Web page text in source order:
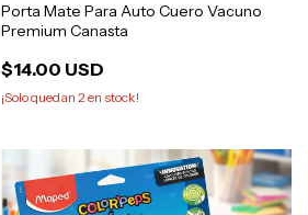
Porta Mate Para Auto Cuero Vacuno
Premium Canasta
$14.00 USD
¡Solo quedan 2en stock!